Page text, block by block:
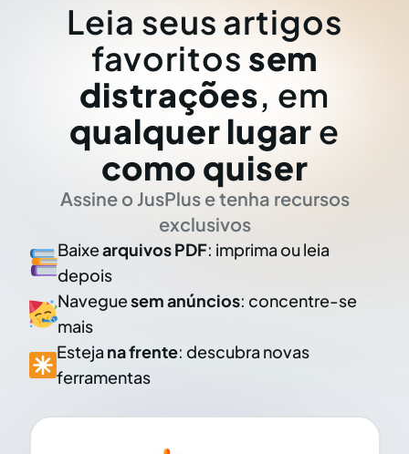
Leia seus artigos
favoritos sem
distrações, em
qualquer lugar e
como quiser
Assine o JusPlus e tenha recursos
exclusivos
Baixearquivos PDF: imprima ou leia
depois
Naveguesem anúncios: concentre-se
mais
Esteja na frente: descubra novas
ferramentas